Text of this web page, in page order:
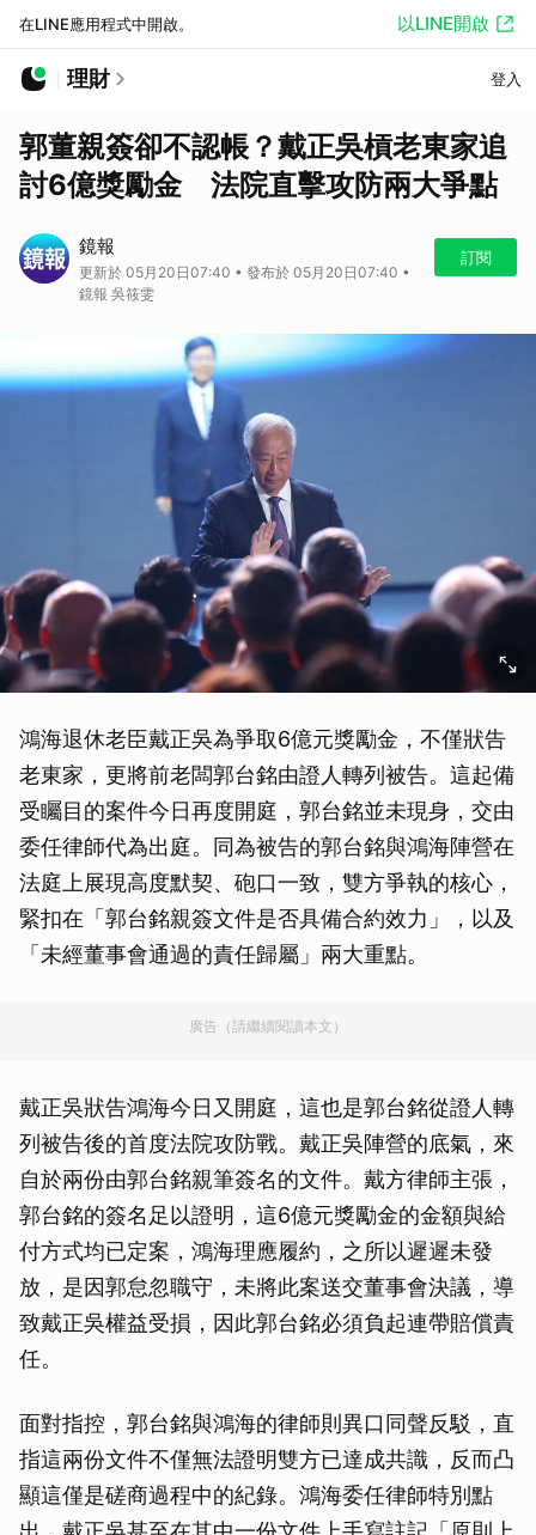
在LINE應用程式中開啟。 以LINE開啟
理財 登入
郭董親簽卻不認帳？戴正吳槓老東家追
討6億獎勵金 法院直擊攻防兩大爭點
鏡報
更新於 05月20日07:40 • 發布於 05月20日07:40 •
鏡報 吳筱雯
訂閱
鴻海退休老臣戴正吳為爭取6億元獎勵金，不僅狀告
老東家，更將前老闆郭台銘由證人轉列被告。這起備
受矚目的案件今日再度開庭，郭台銘並未現身，交由
委任律師代為出庭。同為被告的郭台銘與鴻海陣營在
法庭上展現高度默契、砲口一致，雙方爭執的核心，
緊扣在「郭台銘親簽文件是否具備合約效力」，以及
「未經董事會通過的責任歸屬」兩大重點。
廣告（請繼續閱讀本文）
戴正吳狀告鴻海今日又開庭，這也是郭台銘從證人轉
列被告後的首度法院攻防戰。戴正吳陣營的底氣，來
自於兩份由郭台銘親筆簽名的文件。戴方律師主張，
郭台銘的簽名足以證明，這6億元獎勵金的金額與給
付方式均已定案，鴻海理應履約，之所以遲遲未發
放，是因郭怠忽職守，未將此案送交董事會決議，導
致戴正吳權益受損，因此郭台銘必須負起連帶賠償責
任。
面對指控，郭台銘與鴻海的律師則異口同聲反駁，直
指這兩份文件不僅無法證明雙方已達成共識，反而凸
顯這僅是磋商過程中的紀錄。鴻海委任律師特別點